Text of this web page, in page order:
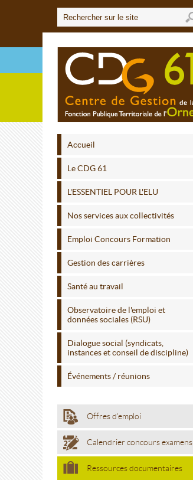
Accueil
Le CDG 61
L'ESSENTIEL POUR L'ELU
Nos services aux collectivités
Emploi Concours Formation
Gestion des carrières
Santé au travail
Observatoire de l'emploi et
données sociales (RSU)
Dialogue social (syndicats,
instances et conseil de discipline)
Événements / réunions
Offres d'emploi
Calendrier concours examens
Ressources documentaires